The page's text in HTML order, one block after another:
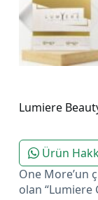
Lumiere
Ürün
One More’un
olan “Lumiere